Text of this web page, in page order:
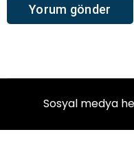
Sosyal medya